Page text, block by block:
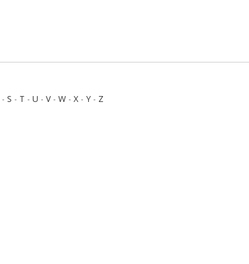
- S - T - U - V- W - X - Y - Z